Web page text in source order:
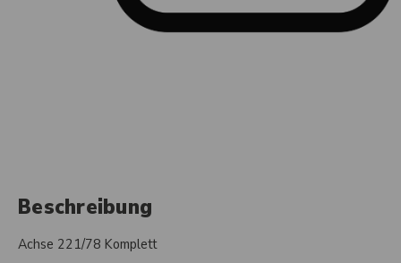
Beschreibung
Achse 221/78 Komplett